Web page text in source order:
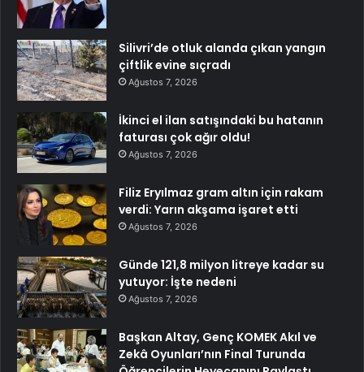
Silivri’de otluk alanda çıkan yangın
çiftlik evine sıçradı
Ağustos 7, 2026
İkinci el ilan satışındaki bu hatanın
faturası çok ağır oldu!
Ağustos 7, 2026
Filiz Eryılmaz gram altın için rakam
verdi: Yarın akşama işaret etti
Ağustos 7, 2026
Günde 121,8 milyon litreye kadar su
yutuyor: İşte nedeni
Ağustos 7, 2026
Başkan Altay, Genç KOMEK Akıl ve
Zekâ Oyunları’nın Final Turunda